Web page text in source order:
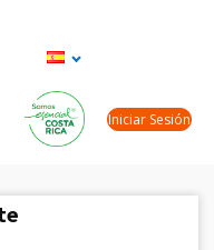
Iniciar Sesión